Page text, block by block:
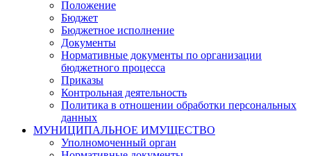
Положение
Бюджет
Бюджетное исполнение
Документы
Нормативные документы по организации
бюджетного процесса
Приказы
Контрольная деятельность
Политика в отношении обработки персональных
данных
МУНИЦИПАЛЬНОЕ ИМУЩЕСТВО
Уполномоченный орган